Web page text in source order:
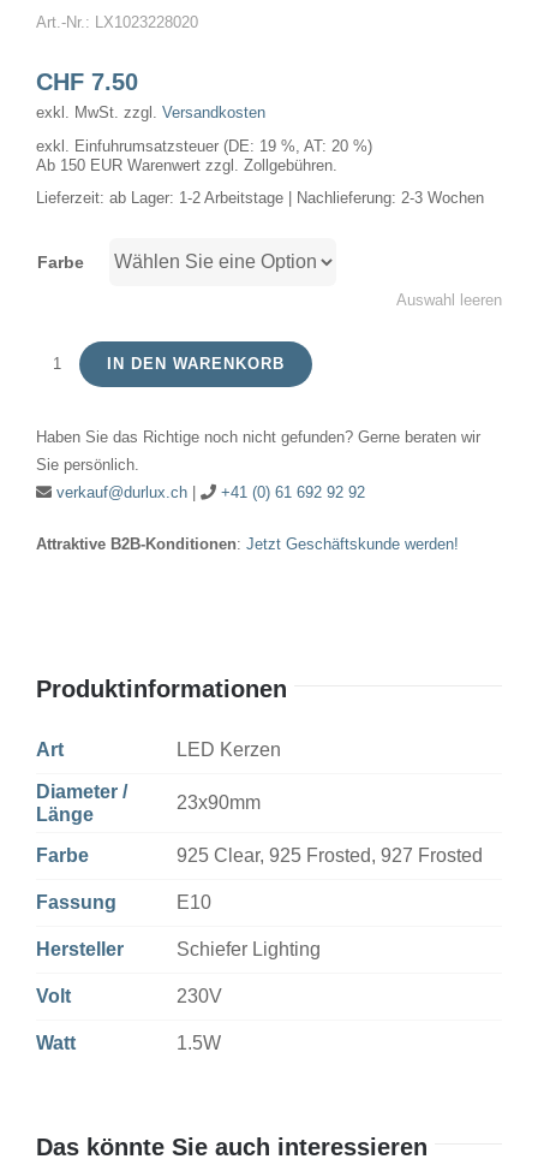
Art.-Nr.: LX1023228020
CHF7.50
exkl. MwSt. zzgl. Versandkosten
exkl. Einfuhrumsatzsteuer (DE: 19 %, AT: 20 %)
Ab 150 EUR Warenwert zzgl. Zollgebühren.
Lieferzeit: ab Lager: 1-2 Arbeitstage | Nachlieferung: 2-3 Wochen
Farbe
Auswahl leeren
LED
Fila
Mini
Candle
1.5W
N-
Dim
Menge
IN DEN WARENKORB
Haben Sie das Richtige noch nicht gefunden? Gerne beraten wir
Sie persönlich.
verkauf@durlux.ch| +41 (0) 61 692 92 92
Attraktive B2B-Konditionen: Jetzt Geschäftskunde werden!
Produktinformationen
Art LED Kerzen
Diameter /
Länge
23x90mm
Farbe 925 Clear, 925 Frosted, 927 Frosted
Fassung E10
Hersteller Schiefer Lighting
Volt 230V
Watt 1.5W
Das könnte Sie auch interessieren